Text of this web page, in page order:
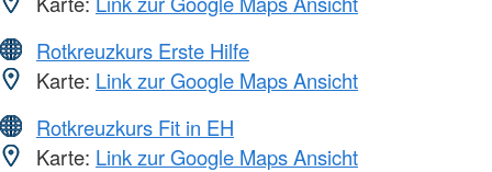
Rotkreuzkurs Erste Hilfe
Karte: Link zur Google Maps Ansicht
Rotkreuzkurs Fit in EH
Karte: Link zur Google Maps Ansicht